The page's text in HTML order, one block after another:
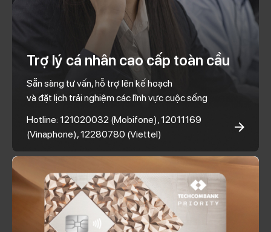
Trợ lý cá nhân cao cấp toàn cầu
Sẵn sàng tư vấn, hỗ trợ lên kế hoạch
và đặt lịch trải nghiệm các lĩnh vực cuộc sống
Hotline: 121020032 (Mobifone), 12011169
(Vinaphone), 12280780 (Viettel)